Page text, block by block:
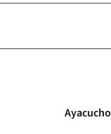
Ayacucho